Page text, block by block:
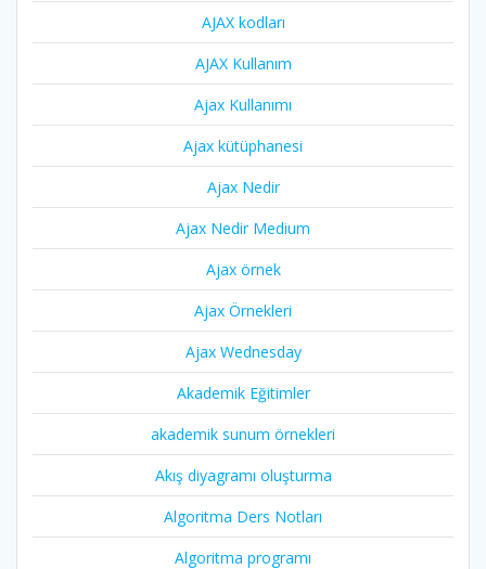
AJAX kodları
AJAX Kullanım
Ajax Kullanımı
Ajax kütüphanesi
Ajax Nedir
Ajax Nedir Medium
Ajax örnek
Ajax Örnekleri
Ajax Wednesday
Akademik Eğitimler
akademik sunum örnekleri
Akış diyagramı oluşturma
Algoritma Ders Notları
Algoritma programı